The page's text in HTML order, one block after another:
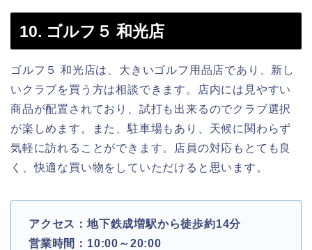
10. ゴルフ５ 和光店
ゴルフ５ 和光店は、大きいゴルフ用品店であり、新し
いクラブを買う方は相談できます。店内には見やすい
商品が配置されており、試打も出来るのでクラブ選択
が楽しめます。また、駐車場もあり、天候に関わらず
気軽に訪れることができます。店員の対応もとても良
く、快適な買い物をしていただけると思います。
アクセス：地下鉄成増駅から徒歩約14分
営業時間：10:00～20:00